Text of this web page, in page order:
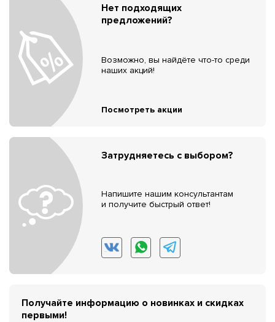
Нет подходящих
предложений?
Возможно, вы найдёте что-то среди
наших акций!
Посмотреть акции
Затрудняетесь с выбором?
Напишите нашим консультантам
и получите быстрый ответ!
Получайте информацию о новинках и скидках
первыми!